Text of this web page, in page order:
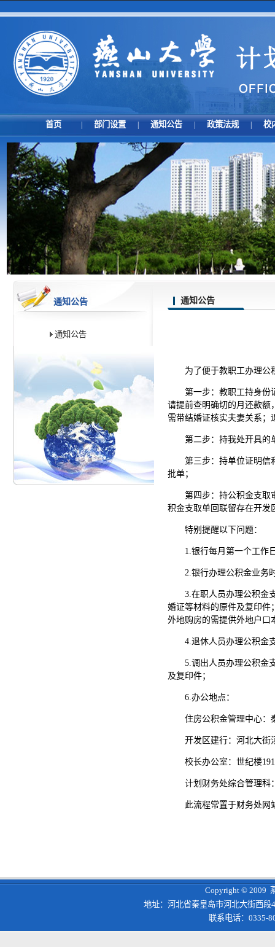
首页 部门设置 通知公告 政策法规 校
通知公告
通知公告
通知公告
为了便于教职工办理公
第一步：教职工持身份
请提前查明确切的月还款额
需带结婚证核实夫妻关系；
第二步：持我处开具的
第三步：持单位证明信
批单；
第四步：持公积金支取
积金支取单回联留存在开发
特别提醒以下问题：
1.银行每月第一个工作
2.银行办理公积金业务
3.在职人员办理公积金
婚证等材料的原件及复印件
外地购房的需提供外地户口
4.退休人员办理公积金
5.调出人员办理公积金
及复印件；
6.办公地点：
住房公积金管理中心：
开发区建行：河北大街
校长办公室：世纪楼
计划财务处综合管理科
此流程常置于财务处网
Copyright © 2009
地址：河北省秦皇岛市河北大街西段
联系电话：